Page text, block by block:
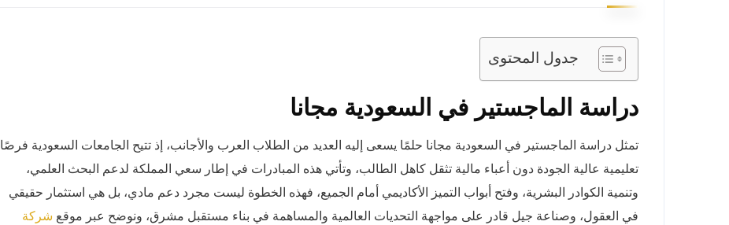
جدول المحتوى
دراسة الماجستير في السعودية مجانا
تمثل دراسة الماجستير في السعودية مجانا حلمًا يسعى إليه العديد من الطلاب العرب والأجانب، إذ تتيح الجامعات السعودية فرصًا
تعليمية عالية الجودة دون أعباء مالية تثقل كاهل الطالب، وتأتي هذه المبادرات في إطار سعي المملكة لدعم البحث العلمي،
وتنمية الكوادر البشرية، وفتح أبواب التميز الأكاديمي أمام الجميع، فهذه الخطوة ليست مجرد دعم مادي، بل هي استثمار حقيقي
في العقول، وصناعة جيل قادر على مواجهة التحديات العالمية والمساهمة في بناء مستقبل مشرق، ونوضح عبر موقع شركة